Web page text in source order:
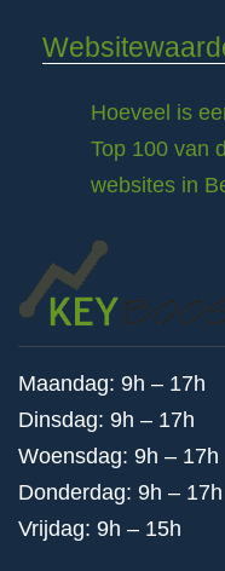
Hoeveel is
Top 100 van
websites in
Maandag: 9h – 17h
Dinsdag: 9h – 17h
Woensdag: 9h – 17h
Donderdag: 9h – 17h
Vrijdag: 9h – 15h